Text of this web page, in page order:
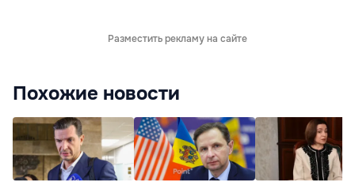
Разместить рекламу на сайте
Похожие новости